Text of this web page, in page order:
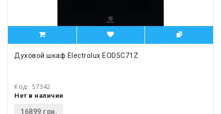
Духовой шкаф Electrolux EOD5C71Z
Код: 57342
Нет в наличии
16899 грн.